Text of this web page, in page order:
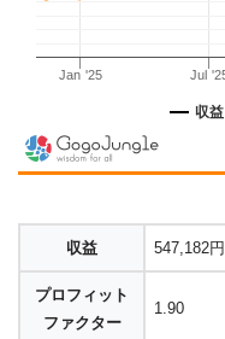
収益 547,182円
プロフィット
ファクター
1.90